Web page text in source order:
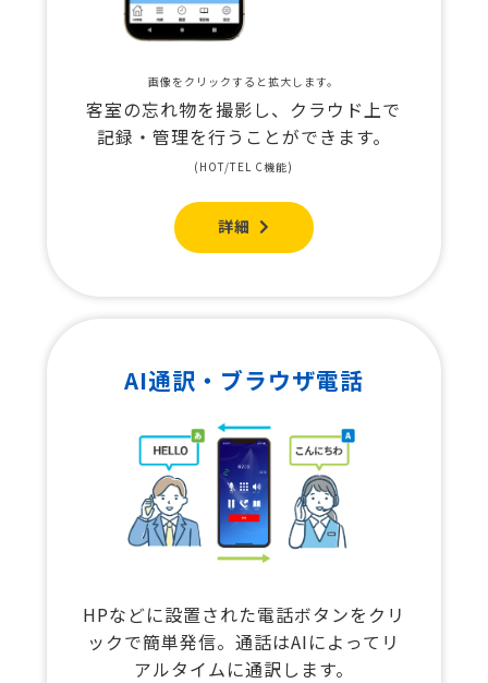
画像をクリックすると拡大します。
客室の忘れ物を撮影し、クラウド上で
記録・管理を行うことができます。
(HOT/TEL C機能)
詳細
AI通訳・ブラウザ電話
HPなどに設置された電話ボタンをクリ
ックで簡単発信。通話はAIによってリ
アルタイムに通訳します。